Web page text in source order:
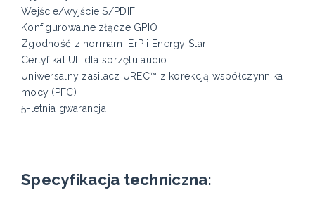
Wejście/wyjście S/PDIF
Konfigurowalne złącze GPIO
Zgodność z normami ErP i Energy Star
Certyfikat UL dla sprzętu audio
Uniwersalny zasilacz UREC™ z korekcją współczynnika
mocy (PFC)
5-letnia gwarancja
Specyfikacja techniczna: